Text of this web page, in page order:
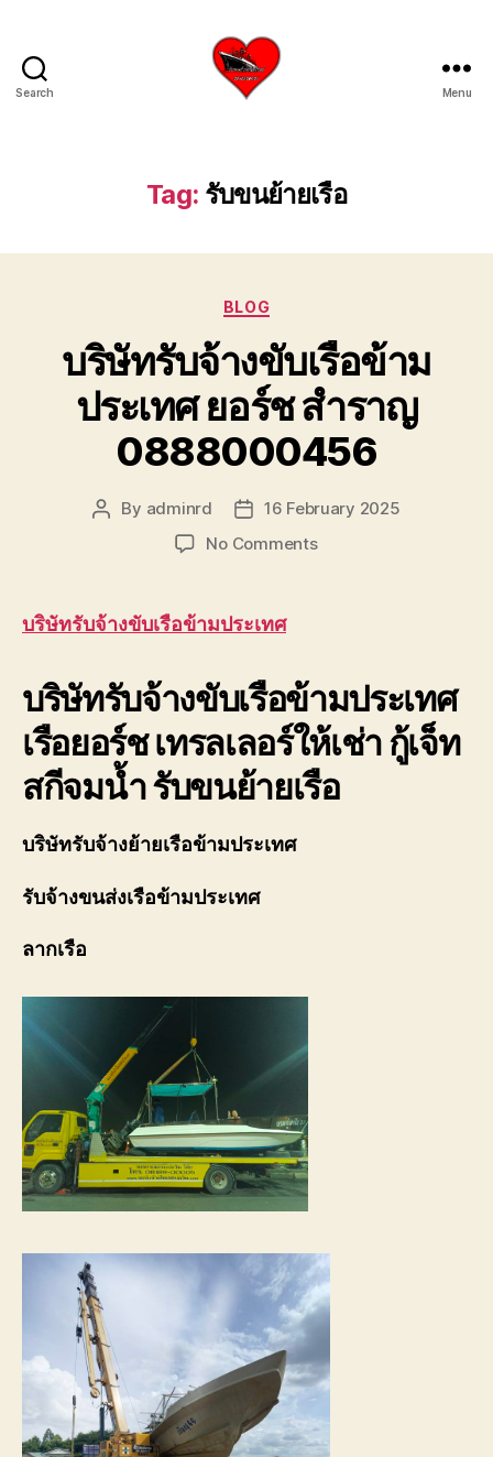
Search
ย้าย
เรือ
เครน
เรือ
จาก
น้ำ
ทะเล
โทร
0818900005
ของ
เรา
เชี่ยวชาญ
ย้าย
เพื่อ
ตอบ
โจทย์
ความ
สะดวก
และ
มาตรฐาน
ระหว่าง
ขนส่ง
ให้
ถึงที่
หมาย
Menu
Tag: รับขนย้ายเรือ
Categories
BLOG
บริษัทรับจ้างขับเรือข้าม
ประเทศ ยอร์ช สำราญ
0888000456
Post
By adminrd
Post
date
16 February 2025
No Commentson
ประเทศ
ยอร์ช
สำราญ
0888000456
บริษัทรับจ้างขับเรือข้ามประเทศ
บริษัทรับจ้างขับเรือข้ามประเทศ
เรือยอร์ช เทรลเลอร์ให้เช่า กู้เจ็ท
สกีจมน้ำ รับขนย้ายเรือ
บริษัทรับจ้างย้ายเรือข้ามประเทศ
รับจ้างขนส่งเรือข้ามประเทศ
ลากเรือ